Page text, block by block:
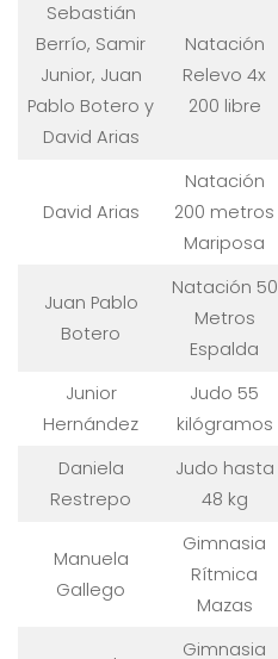
Sebastián
Berrío, Samir
Junior, Juan
Pablo Botero y
David Arias
Natación
Relevo 4x
200 libre
David Arias
Natación
200 metros
Mariposa
Juan Pablo
Botero
Natación 50
Metros
Espalda
Junior
Hernández
Judo 55
kilógramos
Daniela
Restrepo
Judo hasta
48 kg
Manuela
Gallego
Gimnasia
Rítmica
Mazas
Gimnasia